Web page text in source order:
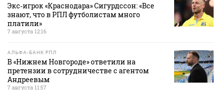
Экс‑игрок «Краснодара» Сигурдссон: «Все
знают, что в РПЛ футболистам много
платили»
7 августа 12:16
АЛЬФА-БАНК РПЛ
В «Нижнем Новгороде» ответили на
претензии в сотрудничестве с агентом
Андреевым
7 августа 11:57